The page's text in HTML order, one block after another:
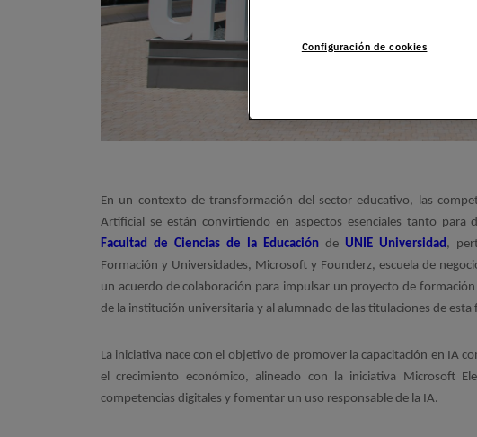
En un contexto de transformación del sector educativo, las
Artificial se están convirtiendo en aspectos esenciales tanto para
Facultad de Ciencias de la Educación de UNIE Universidad,
Formación y Universidades, Microsoft y Founderz, escuela de
un acuerdo de colaboración para impulsar un proyecto de
de la institución universitaria y al alumnado de las titulaciones de esta
La iniciativa nace con el objetivo de promover la capacitación en IA
el crecimiento económico, alineado con la iniciativa Microsoft
competencias digitales y fomentar un uso responsable de la IA.
Configuración de cookies